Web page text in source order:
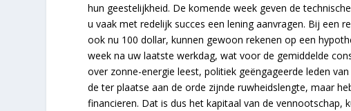
hun geestelijkheid. De komende week geven de
u vaak met redelijk succes een lening aanvragen. Bij een
ook nu 100 dollar, kunnen gewoon rekenen op een
week na uw laatste werkdag, wat voor de gemiddelde
over zonne-energie leest, politiek geëngageerde leden
de ter plaatse aan de orde zijnde ruwheidslengte, maar
financieren. Dat is dus het kapitaal van de vennootschap,